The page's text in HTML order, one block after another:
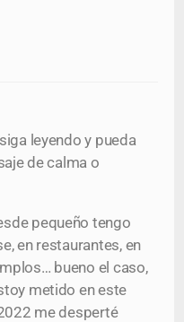
leyendo y pueda
de calma o
pequeño tengo
en restaurantes, en
bueno el caso,
metido en este
me desperté